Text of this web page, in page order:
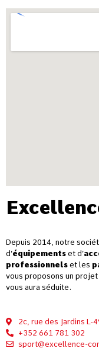
Depuis 2014, notre
d’équipements et d’
professionnels et les
vous proposons un
vous aura séduite.
2c, rue des Jardins L-
+352 661 781 302
sport@excellence-